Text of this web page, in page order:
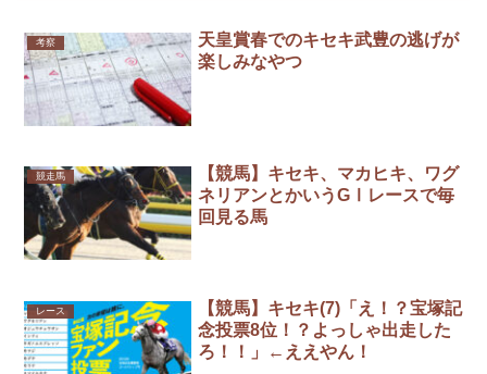
考察
天皇賞春でのキセキ武豊の逃げが
楽しみなやつ
競走馬
【競馬】キセキ、マカヒキ、ワグ
ネリアンとかいうGⅠレースで毎
回見る馬
レース
【競馬】キセキ(7)「え！？宝塚記
念投票8位！？よっしゃ出走した
ろ！！」←ええやん！